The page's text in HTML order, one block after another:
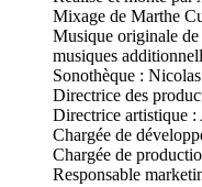
Mixage de Marthe
Musique originale
musiques
Sonothèque :
Directrice des
Directrice artistique
Chargée de
Chargée de
Responsable